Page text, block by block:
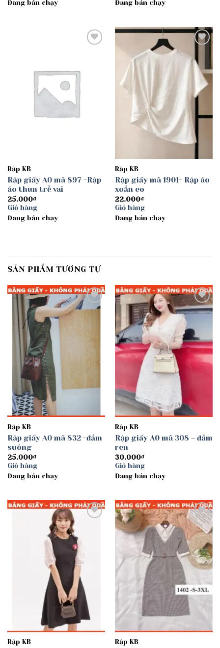
Đang bán chạy Đang bán chạy
Rập KB
Rập giấy A0 mã 897 -Rập
áo thun trễ vai
25.000₫
Giỏ hàng
Đang bán chạy
wishlist
Rập KB
Rập giấy mã 1901- Rập áo
xoắn eo
22.000₫
Giỏ hàng
Đang bán chạy
SẢN PHẨM TƯƠNG TỰ
Add to
wishlist
Rập KB
Rập giấy A0 mã 832 -đầm
suông
25.000₫
Giỏ hàng
Đang bán chạy
Add to
wishlist
Rập KB
Rập giấy A0 mã 308 – đầm
ren
30.000₫
Giỏ hàng
Đang bán chạy
Rập KB
Add to
wishlist
Rập KB